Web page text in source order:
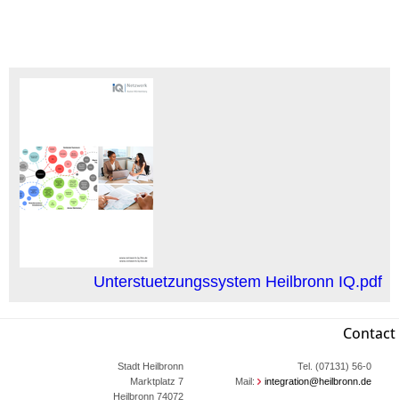
Unterstuetzungssystem Heilbronn IQ.pdf
Contact
Stadt Heilbronn
Marktplatz 7
74072 Heilbronn
Tel. (07131) 56-0
Mail:
integration@heilbronn.de